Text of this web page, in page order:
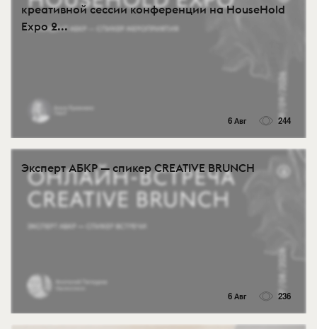
креативной сессии конференции на HouseHold
Expo 2...
6 Авг 244
Эксперт АБКР — спикер CREATIVE BRUNCH
6 Авг 236